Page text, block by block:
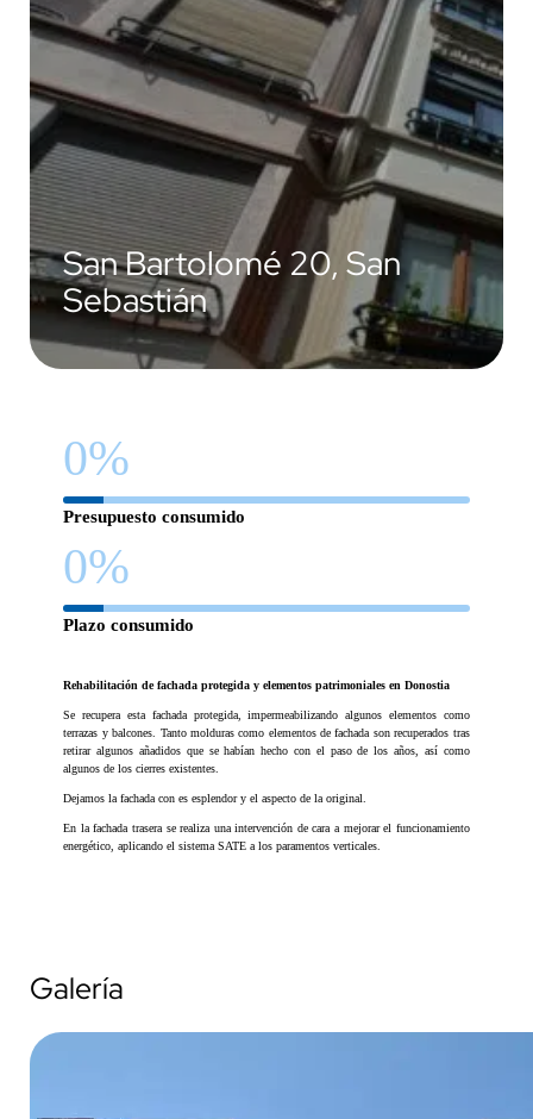
San Bartolomé 20, San
Sebastián
Rehabilitación de fachada protegida y elementos patrimoniales en Donostia
Se recupera esta fachada protegida, impermeabilizando algunos elementos como
terrazas y balcones. Tanto molduras como elementos de fachada son recuperados tras
retirar algunos añadidos que se habían hecho con el paso de los años, así como
algunos de los cierres existentes.
Dejamos la fachada con es esplendor y el aspecto de la original.
En la fachada trasera se realiza una intervención de cara a mejorar el funcionamiento
energético, aplicando el sistema SATE a los paramentos verticales.
0%
Presupuesto consumido
0%
Plazo consumido
Galería